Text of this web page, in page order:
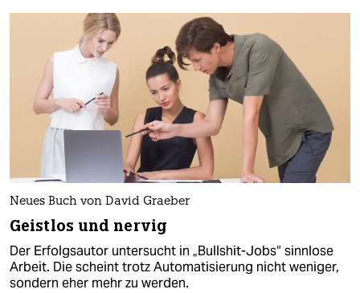
Neues Buch von David Graeber
Geistlos und nervig
Der Erfolgsautor untersucht in „Bullshit-Jobs“ sinnlose
Arbeit. Die scheint trotz Automatisierung nicht weniger,
sondern eher mehr zu werden.